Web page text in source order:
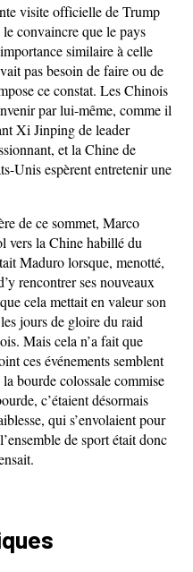
visite officielle de Trump
convaincre que le pays
similaire à celle
pas besoin de faire ou de
ce constat. Les Chinois
par lui-même, comme il
Xi Jinping de leader
et la Chine de
Unis espèrent entretenir une
de ce sommet, Marco
vers la Chine habillé du
Maduro lorsque, menotté,
rencontrer ses nouveaux
cela mettait en valeur son
jours de gloire du raid
Mais cela n’a fait que
ces événements semblent
bourde colossale commise
c’étaient désormais
qui s’envolaient pour
de sport était donc